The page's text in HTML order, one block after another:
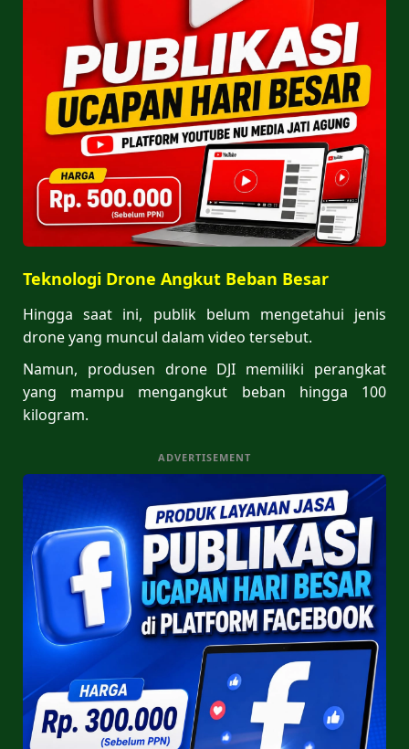
Teknologi Drone Angkut Beban Besar
Hingga saat ini, publik belum mengetahui jenis
drone yang muncul dalam video tersebut.
Namun, produsen drone DJI memiliki perangkat
yang mampu mengangkut beban hingga 100
kilogram.
ADVERTISEMENT